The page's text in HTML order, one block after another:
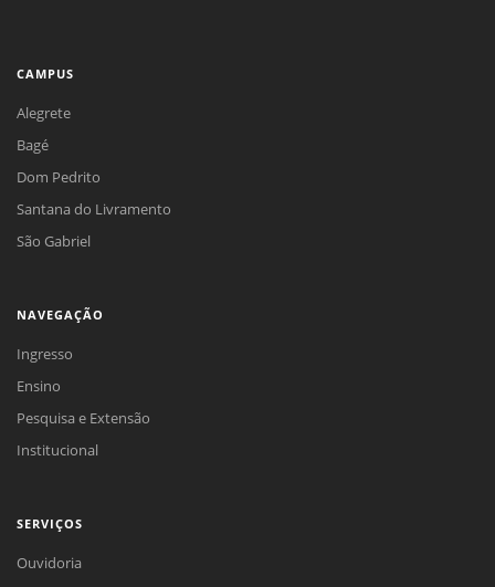
CAMPUS
Alegrete
Bagé
Dom Pedrito
Santana do Livramento
São Gabriel
NAVEGAÇÃO
Ingresso
Ensino
Pesquisa e Extensão
Institucional
SERVIÇOS
Ouvidoria